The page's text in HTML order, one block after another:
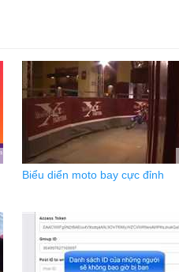
Biểu diển moto bay cực đỉnh